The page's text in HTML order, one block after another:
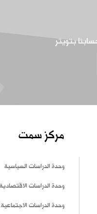
بتويتر
مركز سمت
وحدة الدراسات السياسية
وحدة الدراسات الاقتصادية
وحدة الدراسات الاجتماعية